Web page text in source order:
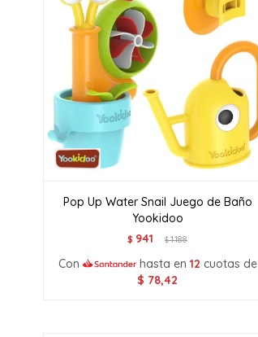
Pop Up Water Snail Juego de Baño
Yookidoo
$ 941 $1.188
Con hasta en 12 cuotas de
$ 78,42